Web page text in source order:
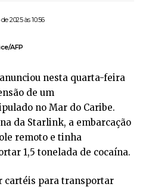
2025 às 10:56
AFP
nesta quarta-feira
de um
no Mar do Caribe.
da Starlink, a embarcação
remoto e tinha
1,5 tonelada de cocaína.
cartéis para transportar